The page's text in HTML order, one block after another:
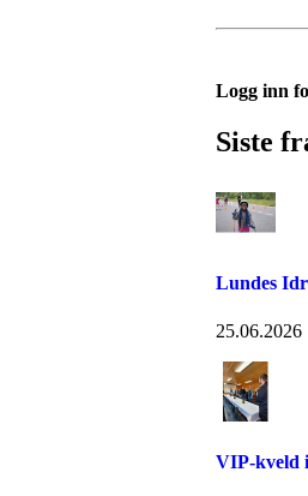
Logg inn
Siste
Lundes
25.06.2026
VIP-kveld